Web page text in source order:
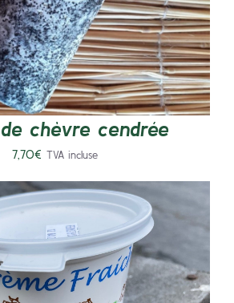
chèvre cendrée
7,70€ TVA incluse